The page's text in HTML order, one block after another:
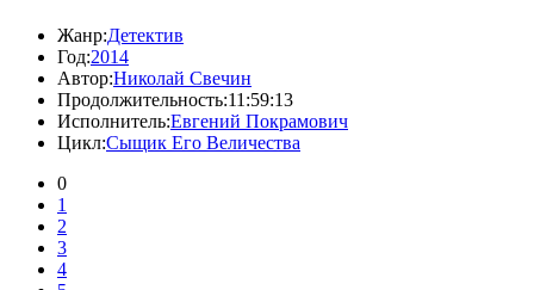
Жанр:Детектив
Год:2014
Автор:Николай Свечин
Продолжительность:11:59:13
Исполнитель:Евгений Покрамович
Цикл:Сыщик Его Величества
0
1
2
3
4